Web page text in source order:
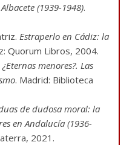
(1939-1948).
Estraperlo en Cádiz: la
Quorum Libros, 2004.
¿Eternas menores?. Las
. Madrid: Biblioteca
de dudosa moral: la
en Andalucía (1936-
2021.